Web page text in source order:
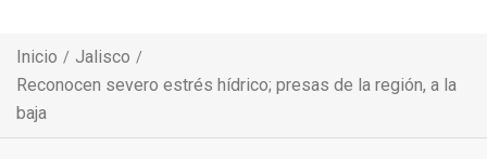
Inicio
Jalisco
Reconocen severo estrés hídrico; presas de la región, a la
baja